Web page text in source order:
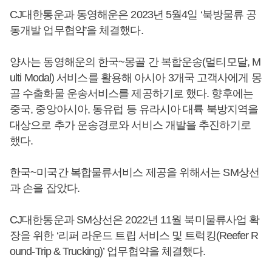
CJ대한통운과 동영해운은 2023년 5월4일 ‘북방물류 공
동개발 업무협약'을 체결했다.
양사는 동영해운의 한국~몽골 간 복합운송(멀티모달, M
ulti Modal) 서비스를 활용해 아시아 3개국 고객사에게 몽
골 수출화물 운송서비스를 제공하기로 했다. 향후에는
중국, 중앙아시아, 동유럽 등 유라시아 대륙 북방지역을
대상으로 추가 운송경로와 서비스 개발을 추진하기로
했다.
한국~미국간 복합물류서비스 제공을 위해서는 SM상선
과 손을 잡았다.
CJ대한통운과 SM상선은 2022년 11월 북미물류사업 확
장을 위한 ‘리퍼 라운드 트립 서비스 및 트럭킹(Reefer R
ound-Trip & Trucking)’ 업무협약을 체결했다.